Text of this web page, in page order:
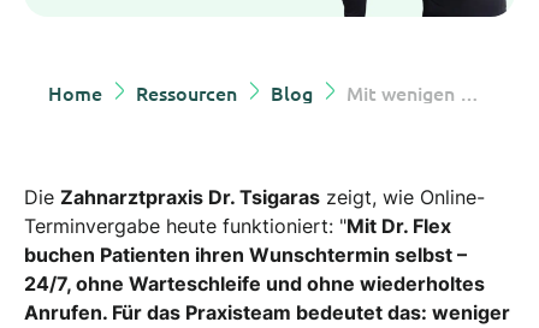
Home Ressourcen Blog Mit wenigen Klicks zum Wunschtermin – wie die Praxis Dr. Tsigaras mit Dr. Flex, Zeit spart und Patienten begeistert
Die Zahnarztpraxis Dr. Tsigaras zeigt, wie Online-
Terminvergabe heute funktioniert: "Mit Dr. Flex
buchen Patienten ihren Wunschtermin selbst –
24/7, ohne Warteschleife und ohne wiederholtes
Anrufen. Für das Praxisteam bedeutet das: weniger